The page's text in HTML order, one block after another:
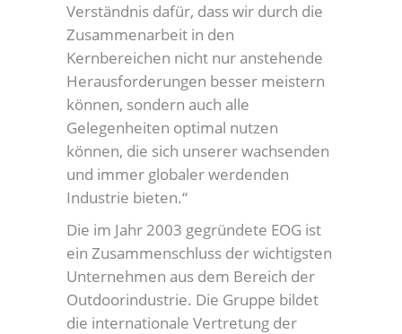
Verständnis dafür, dass wir durch die
Zusammenarbeit in den
Kernbereichen nicht nur anstehende
Herausforderungen besser meistern
können, sondern auch alle
Gelegenheiten optimal nutzen
können, die sich unserer wachsenden
und immer globaler werdenden
Industrie bieten.“
Die im Jahr 2003 gegründete EOG ist
ein Zusammenschluss der wichtigsten
Unternehmen aus dem Bereich der
Outdoorindustrie. Die Gruppe bildet
die internationale Vertretung der